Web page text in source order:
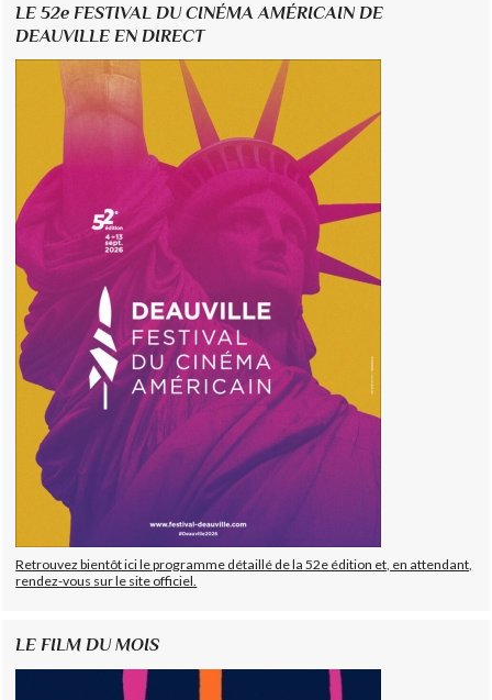
LE 52e FESTIVAL DU CINÉMA AMÉRICAIN DE
DEAUVILLE EN DIRECT
Retrouvez bientôt ici le programme détaillé de la 52e édition et, en attendant,
rendez-vous sur le site officiel.
LE FILM DU MOIS